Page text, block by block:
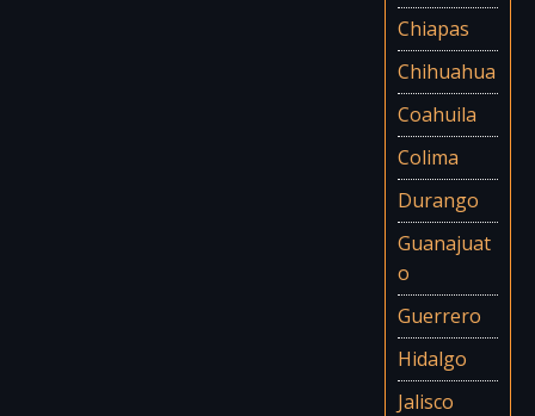
Chiapas
Chihuahua
Coahuila
Colima
Durango
Guanajuat
o
Guerrero
Hidalgo
Jalisco